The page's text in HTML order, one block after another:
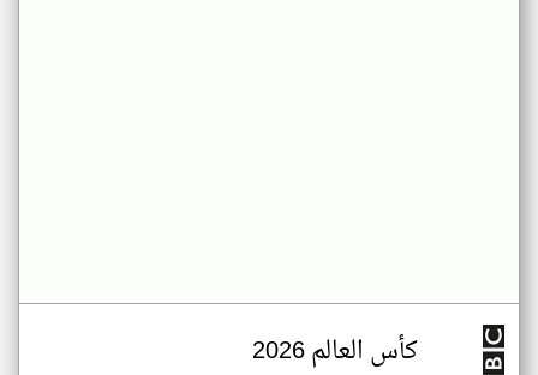
كأس العالم 2026